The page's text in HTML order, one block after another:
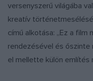
versenyszerű világába
kreatív
című alkotása: „Ez a
rendezésével és
el mellette külön említés